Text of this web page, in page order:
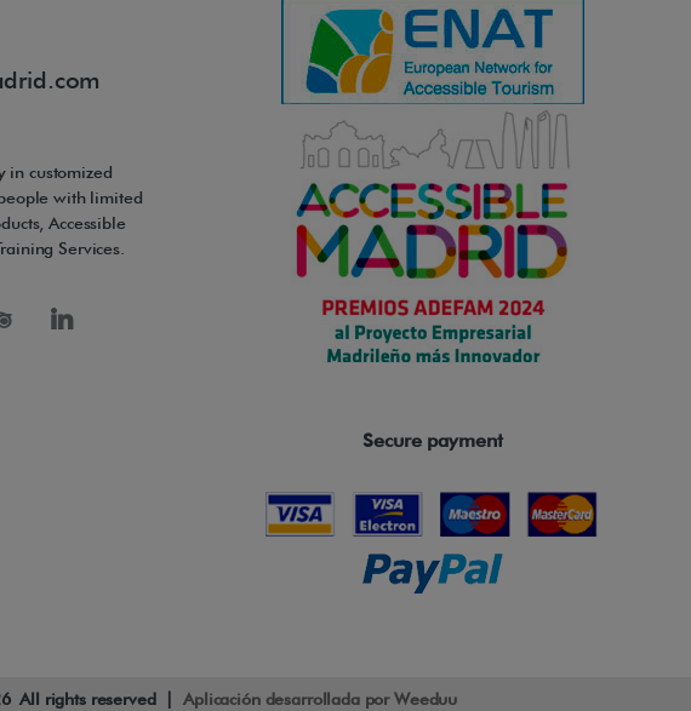
in customized
with limited
Accessible
Services.
Secure payment
All rights reserved |Aplicación desarrollada por Weeduu